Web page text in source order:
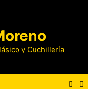
y Cuchillería